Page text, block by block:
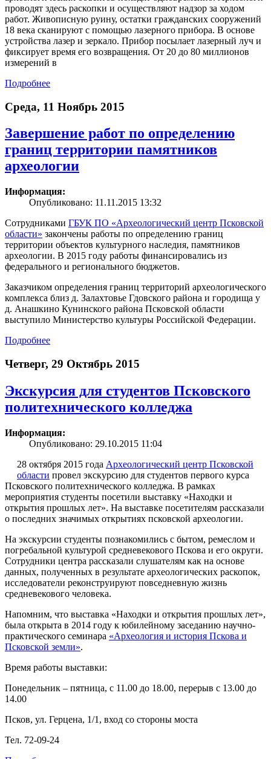
проводят здесь раскопки и осуществляют надзор за ходом
работ. Живописную руину, остатки гражданских сооружений
18 века сканируют с помощью лазерного прибора. В основе
устройства лазер и зеркало. Прибор посылает лазерный луч и
фиксирует время его возвращения. От 20 до 80 миллионов
измерений в
Подробнее
Среда, 11 Ноябрь 2015
Завершение работ по определению
границ территории памятников
археологии
Информация:
Опубликовано: 11.11.2015 13:32
Сотрудниками ГБУК ПО «Археологический центр Псковской
области» закончены работы по определению границ
территории объектов культурного наследия, памятников
археологии. В 2015 году работы финансировались из
федерального и регионального бюджетов.
Заказчиком определения границ территорий археологического
комплекса близ д. Залахтовье Гдовского района и городища у
д. Анашкино Кунинского района Псковской области
выступило Министерство культуры Российской Федерации.
Подробнее
Четверг, 29 Октябрь 2015
Экскурсия для студентов Псковского
политехнического колледжа
Информация:
Опубликовано: 29.10.2015 11:04
28 октября 2015 года Археологический центр Псковской
области провел экскурсию для студентов первого курса
Псковского политехнического колледжа. В рамках
мероприятия студенты посетили выставку «Находки и
открытия прошлых лет». На выставке посетителям рассказали
о последних значимых открытиях псковской археологии.
На экскурсии студенты познакомились с бытом, ремеслом и
погребальной культурой средневекового Пскова и его округи.
Сотрудники центра рассказали слушателям как на основе
данных, полученных в результате археологических раскопок,
исследователи реконструируют повседневную жизнь
средневекового человека.
Напомним, что выставка «Находки и открытия прошлых лет»,
была открыта в 2014 году к юбилейному заседанию научно-
практического семинара «Археология и история Пскова и
Псковской земли».
Время работы выставки:
Понедельник – пятница, с 11.00 до 18.00, перерыв с 13.00 до
14.00
Псков, ул. Герцена, 1/1, вход со стороны моста
Тел. 72-09-24